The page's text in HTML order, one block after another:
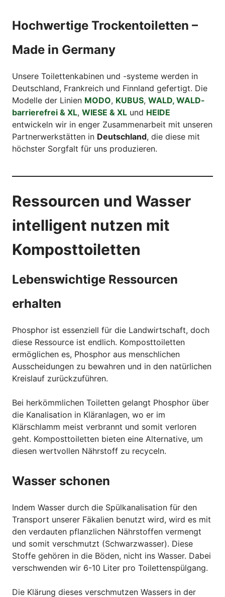
Hochwertige Trockentoiletten –
Made in Germany
Unsere Toilettenkabinen und -systeme werden in
Deutschland, Frankreich und Finnland gefertigt. Die
Modelle der Linien MODO, KUBUS, WALD, WALD-
barrierefrei & XL, WIESE & XL und HEIDE
entwickeln wir in enger Zusammenarbeit mit unseren
Partnerwerkstätten in Deutschland, die diese mit
höchster Sorgfalt für uns produzieren.
Ressourcen und Wasser
intelligent nutzen mit
Komposttoiletten
Lebenswichtige Ressourcen
erhalten
Phosphor ist essenziell für die Landwirtschaft, doch
diese Ressource ist endlich. Komposttoiletten
ermöglichen es, Phosphor aus menschlichen
Ausscheidungen zu bewahren und in den natürlichen
Kreislauf zurückzuführen.
Bei herkömmlichen Toiletten gelangt Phosphor über
die Kanalisation in Kläranlagen, wo er im
Klärschlamm meist verbrannt und somit verloren
geht. Komposttoiletten bieten eine Alternative, um
diesen wertvollen Nährstoff zu recyceln.
Wasser schonen
Indem Wasser durch die Spülkanalisation für den
Transport unserer Fäkalien benutzt wird, wird es mit
den verdauten pflanzlichen Nährstoffen vermengt
und somit verschmutzt (Schwarzwasser). Diese
Stoffe gehören in die Böden, nicht ins Wasser. Dabei
verschwenden wir 6-10 Liter pro Toilettenspülgang.
Die Klärung dieses verschmutzen Wassers in der